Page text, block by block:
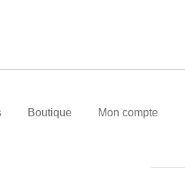
Boutique Mon compte